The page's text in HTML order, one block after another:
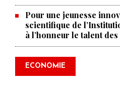
Pour une jeunesse
scientifique de
à l’honneur le talent des
ECONOMIE
Produire le
transformer Haïti
2ᵉ édition de ses
scientifiques